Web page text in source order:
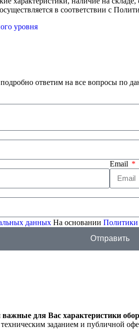
в соответствии с
уровня
ответим на все вопросы по
Email
данных На основании Политики
Отправить
для Вас характеристики
заданием и публичной